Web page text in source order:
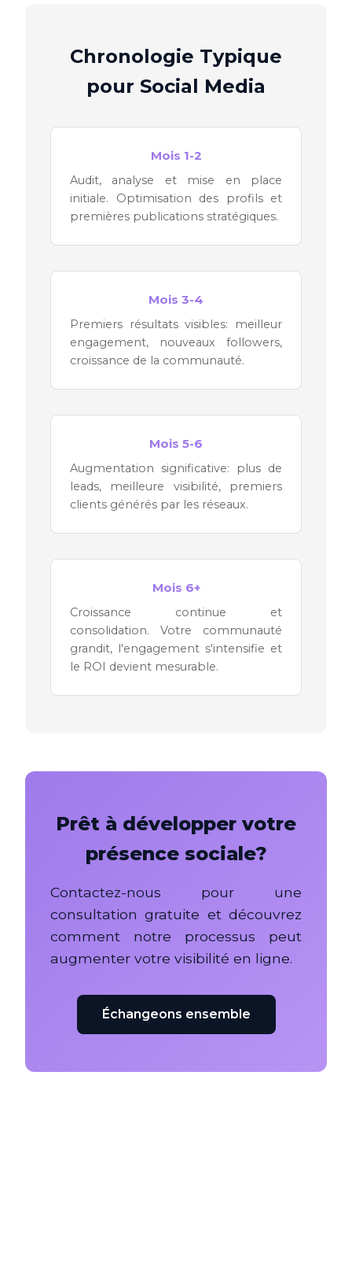
Chronologie Typique
pour Social Media
Mois 1-2
Audit, analyse et mise en place
initiale. Optimisation des profils et
premières publications stratégiques.
Mois 3-4
Premiers résultats visibles: meilleur
engagement, nouveaux followers,
croissance de la communauté.
Mois 5-6
Augmentation significative: plus de
leads, meilleure visibilité, premiers
clients générés par les réseaux.
Mois 6+
Croissance continue et
consolidation. Votre communauté
grandit, l'engagement s'intensifie et
le ROI devient mesurable.
Prêt à développer votre
présence sociale?
Contactez-nous pour une
consultation gratuite et découvrez
comment notre processus peut
augmenter votre visibilité en ligne.
Échangeons ensemble